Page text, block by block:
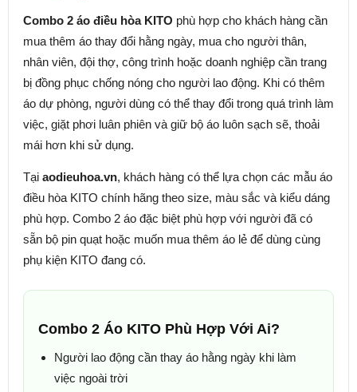
Combo 2 áo điều hòa KITO phù hợp cho khách hàng cần
mua thêm áo thay đổi hằng ngày, mua cho người thân,
nhân viên, đội thợ, công trình hoặc doanh nghiệp cần trang
bị đồng phục chống nóng cho người lao động. Khi có thêm
áo dự phòng, người dùng có thể thay đổi trong quá trình làm
việc, giặt phơi luân phiên và giữ bộ áo luôn sạch sẽ, thoải
mái hơn khi sử dụng.
Tại aodieuhoa.vn, khách hàng có thể lựa chọn các mẫu áo
điều hòa KITO chính hãng theo size, màu sắc và kiểu dáng
phù hợp. Combo 2 áo đặc biệt phù hợp với người đã có
sẵn bộ pin quạt hoặc muốn mua thêm áo lẻ để dùng cùng
phụ kiện KITO đang có.
Combo 2 Áo KITO Phù Hợp Với Ai?
Người lao động cần thay áo hằng ngày khi làm
việc ngoài trời